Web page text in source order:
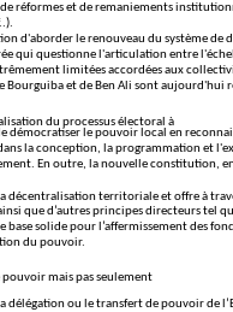
réformes et de remaniements
d'aborder le renouveau du système de
qui questionne l'articulation entre
limitées accordées aux
et de Ben Ali sont aujourd'hui
démocratiser le pouvoir local en
la conception, la programmation et
En outre, la nouvelle constitution,
que d’autres principes directeurs tel
base solide pour l’affermissement des
du pouvoir.
la décentralisation territoriale et offre à
du processus électoral à
mais pas seulement
délégation ou le transfert de pouvoir de